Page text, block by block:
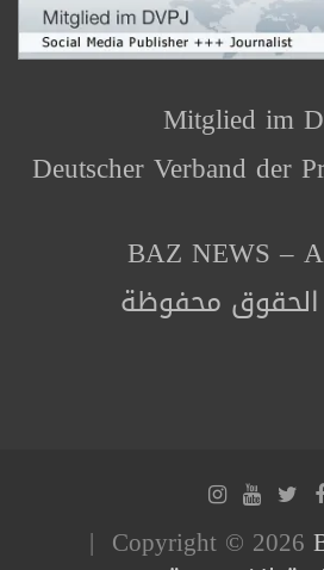
Mitglied im
Deutscher Verband der
© 2026 BAZ NEWS
Copyright © 2026